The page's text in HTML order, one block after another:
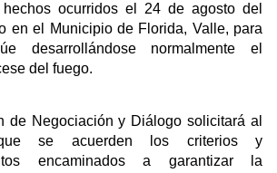
ocurridos el 24 de agosto del
en el Municipio de Florida, Valle, para
desarrollándose normalmente el
del fuego.
de Negociación y Diálogo solicitará al
se acuerden los criterios y
encaminados a garantizar la